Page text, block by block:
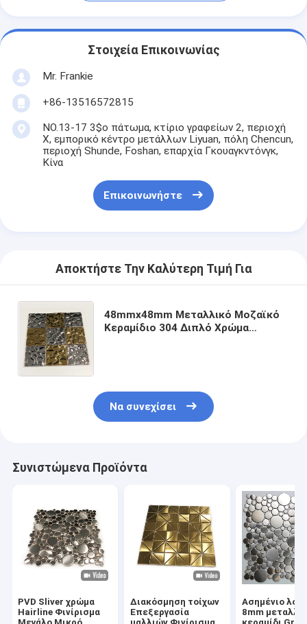
Στοιχεία Επικοινωνίας
Mr. Frankie
+86-13516572815
NO.13-17 3$ο πάτωμα, κτίριο γραφείων 2, περιοχή
Χ, εμπορικό κέντρο μετάλλων Liyuan, πόλη Chencun,
περιοχή Shunde, Foshan, επαρχία Γκουαγκντόνγκ,
Κίνα
Επικοινωνήστε
Αποκτήστε Την Καλύτερη Τιμή Για
48mmx48mm Μεταλλικό Μοζαϊκό
Κεραμίδιο 304 Διπλό Χρώμα
Να συνεχίσει
Συνιστώμενα Προϊόντα
PVD Sliver χρώμα
Hairline Φινίρισμα
Διακόσμηση τοίχων
Επεξεργασία
Ασημένιο
8mm